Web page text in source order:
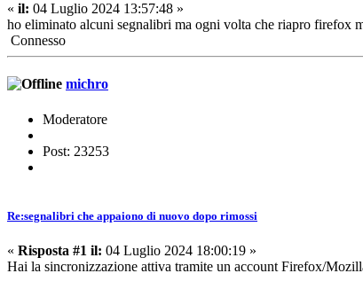
« il: 04 Luglio 2024 13:57:48 »
ho eliminato alcuni segnalibri ma ogni volta che riapro firefox
Connesso
michro
Moderatore
Post: 23253
Re:segnalibri che appaiono di nuovo dopo rimossi
« Risposta #1 il: 04 Luglio 2024 18:00:19 »
Hai la sincronizzazione attiva tramite un account Firefox/